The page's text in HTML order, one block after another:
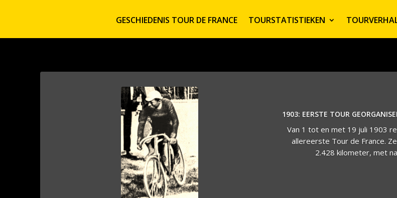
GESCHIEDENIS TOUR DE FRANCE TOURSTATISTIEKEN
1903: EERSTE TOUR
Van 1 tot en met 19 juli 1903
allereerste Tour de France.
2.428 kilometer, met